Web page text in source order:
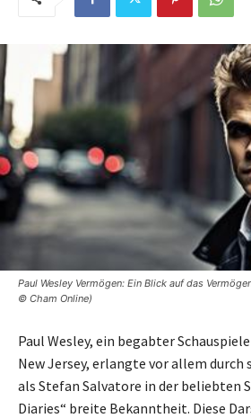
Paul Wesley Vermögen: Ein Blick auf das
© Cham Online)
Paul Wesley, ein begabter
New Jersey, erlangte vor allem durch
als Stefan Salvatore in der beliebten
Diaries“ breite Bekanntheit. Diese